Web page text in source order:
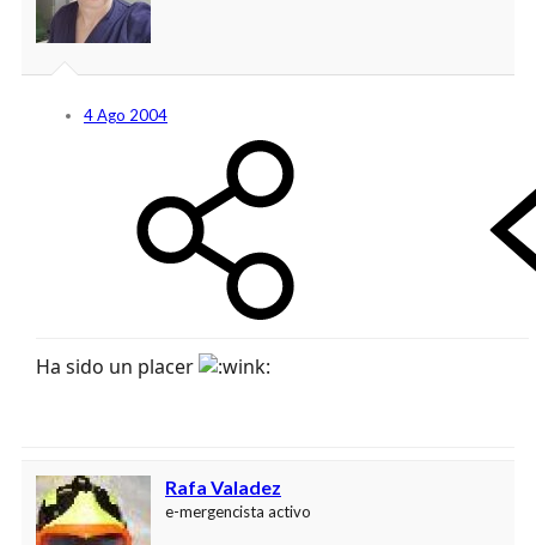
4 Ago 2004
Ha sido un placer
Rafa Valadez
e-mergencista activo